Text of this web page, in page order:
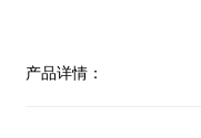
产品详情：